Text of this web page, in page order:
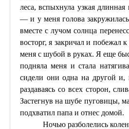
леса, вспыхнула узкая длинная
— и у меня голова
вместе с лучом солнца
восторг, я закричал и побежал
меня с шубой в руках. Я еще
подняла меня и стала
сидели они одна на другой и,
раздаваясь со всех сторон,
Застегнув на шубе пуговицы,
подхватил папа и отнес домой.
Ночью разболелись